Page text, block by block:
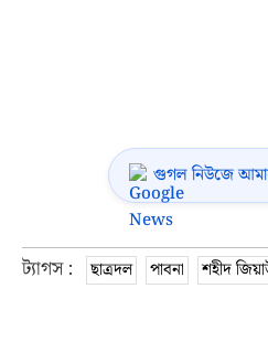
গুগল নিউজে
ট্যাগস : ছাত্রদল পাবনা শহীদ